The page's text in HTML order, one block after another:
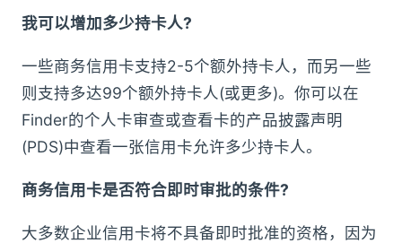
我可以增加多少持卡人?
一些商务信用卡支持2-5个额外持卡人，而另一些
则支持多达99个额外持卡人(或更多)。你可以在
Finder的个人卡审查或查看卡的产品披露声明
(PDS)中查看一张信用卡允许多少持卡人。
商务信用卡是否符合即时审批的条件?
大多数企业信用卡将不具备即时批准的资格，因为